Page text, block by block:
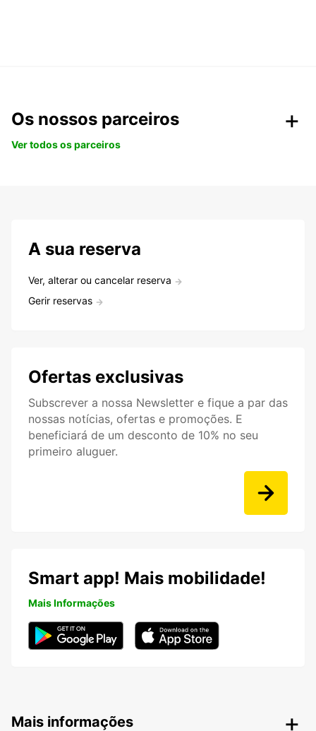
Os nossos parceiros
Ver todos os parceiros
A sua reserva
Ver, alterar ou cancelar reserva
Gerir reservas
Ofertas exclusivas
Subscrever a nossa Newsletter e fique a par das
nossas notícias, ofertas e promoções. E
beneficiará de um desconto de 10% no seu
primeiro aluguer.
Smart app! Mais mobilidade!
Mais Informações
Mais informações